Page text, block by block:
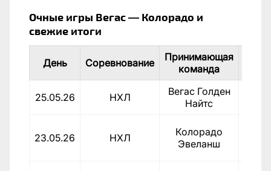
Очные игры Вегас — Колорадо и
свежие итоги
День Соревнование
Принимающая
команда
25.05.26 НХЛ
Вегас Голден
Найтс
23.05.26 НХЛ
Колорадо
Эвеланш